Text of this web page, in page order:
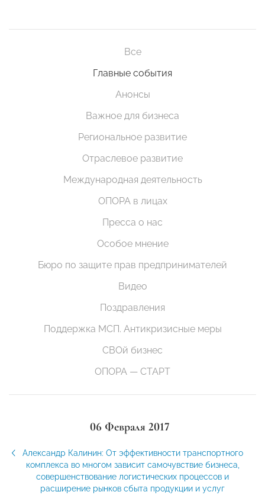
Все
Главные события
Анонсы
Важное для бизнеса
Региональное развитие
Отраслевое развитие
Международная деятельность
ОПОРА в лицах
Пресса о нас
Особое мнение
Бюро по защите прав предпринимателей
Видео
Поздравления
Поддержка МСП. Антикризисные меры
СВОй бизнес
ОПОРА — СТАРТ
06 Февраля 2017
Александр Калинин: От эффективности транспортного
комплекса во многом зависит самочувствие бизнеса,
совершенствование логистических процессов и
расширение рынков сбыта продукции и услуг